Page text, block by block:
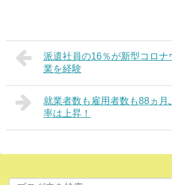
派遣社員の16％が新型コロナ
業を経験
就業者数も雇用者数も88ヵ月
率は上昇！